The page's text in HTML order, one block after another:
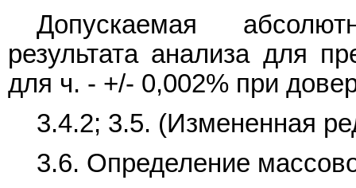
Допускаемая
результата анализа для
для ч. - +/- 0,002% при
3.4.2; 3.5. (Измененная
3.6. Определение